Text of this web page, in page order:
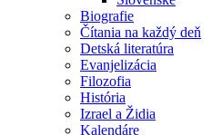
Biografie
Čítania na každý deň
Detská literatúra
Evanjelizácia
Filozofia
História
Izrael a Židia
Kalendáre